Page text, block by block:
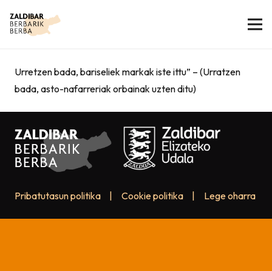
Urretzen bada, bariseliek markak iste ittu” – (Urratzen
bada, asto-nafarreriak orbainak uzten ditu)
Pribatutasun politika Cookie politika Lege oharra